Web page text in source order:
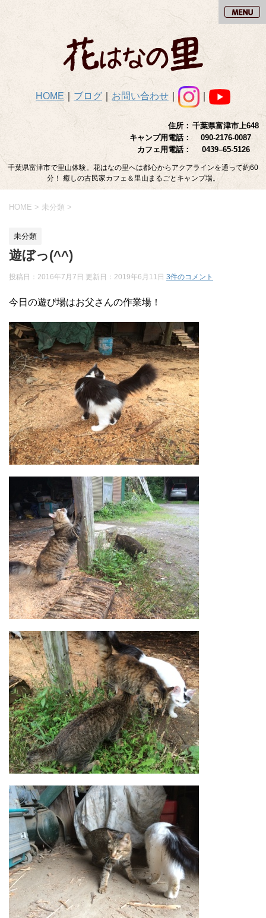
HOME ブログ お問い合わせ
住所： 千葉県富津市上648
キャンプ用電話：
090-2176-0087
カフェ用電話：
0439–65-5126
千葉県富津市で里山体験。花はなの里へは都心からアクアラインを通って約60
分！ 癒しの古民家カフェ＆里山まるごとキャンプ場。
HOME > 未分類 >
未分類
遊ぼっ(^^)
投稿日：2016年7月7日 更新日： 2019年6月11日 3件のコメント
今日の遊び場はお父さんの作業場！